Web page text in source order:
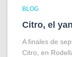
BLOG
Citro, el
A finales de
Citro, en